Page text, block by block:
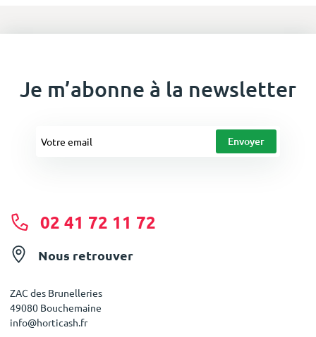
Je m’abonne à la newsletter
02 41 72 11 72
Nous retrouver
ZAC des Brunelleries
49080 Bouchemaine
info@horticash.fr